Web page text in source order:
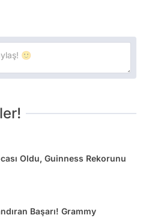
Oldu, Guinness Rekorunu
Başarı! Grammy